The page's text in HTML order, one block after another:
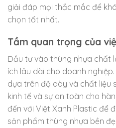
giải đáp mọi thắc mắc để
chọn tốt nhất.
Tầm quan trọng của
Đầu tư vào thùng nhựa chất
ích lâu dài cho doanh
dựa trên độ dày và chất liệu
kinh tế và sự an toàn cho
đến với Việt Xanh Plastic để
sản phẩm thùng nhựa bền